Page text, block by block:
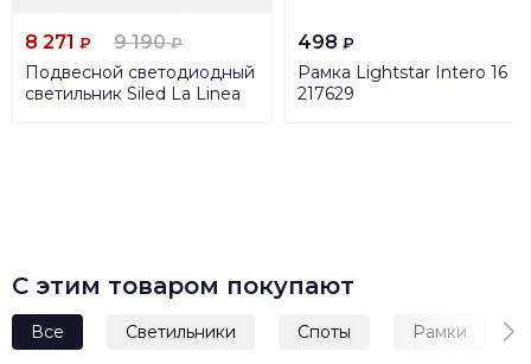
8 271 ₽ 9 190₽
Подвесной светодиодный
светильник Siled La Linea
498 ₽
Рамка Lightstar Intero 16
217629
С этим товаром покупают
Все Светильники Споты Рамки